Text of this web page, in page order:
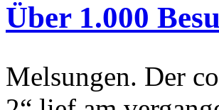
Über 1.000
Melsungen. Der